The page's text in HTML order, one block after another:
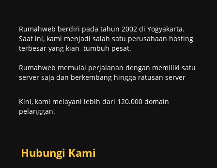
Rumahweb berdiri pada tahun 2002 di Yogyakarta.
Saat ini, kami menjadi salah satu perusahaan hosting
terbesar yang kian tumbuh pesat.
Rumahweb memulai perjalanan dengan memiliki satu
server saja dan berkembang hingga ratusan server
Kini, kami melayani lebih dari 120.000 domain
pelanggan.
Hubungi Kami